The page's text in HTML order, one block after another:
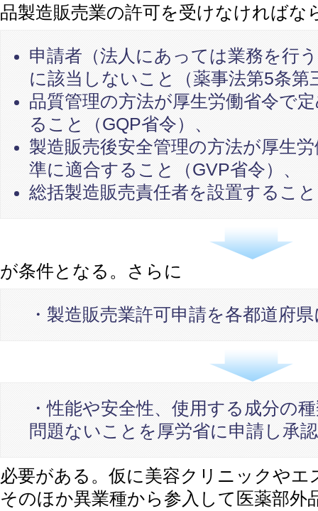
品製造販売業の許可を受けなければな
申請者（法人にあっては業務を行
に該当しないこと（薬事法第5条第
品質管理の方法が厚生労働省令で
ること（GQP省令）、
製造販売後安全管理の方法が厚生
準に適合すること（GVP省令）、
総括製造販売責任者を設置すること
が条件となる。さらに
・製造販売業許可申請を各都道府
・性能や安全性、使用する成分の
問題ないことを厚労省に申請し承
必要がある。仮に美容クリニックや
そのほか異業種から参入して医薬部外